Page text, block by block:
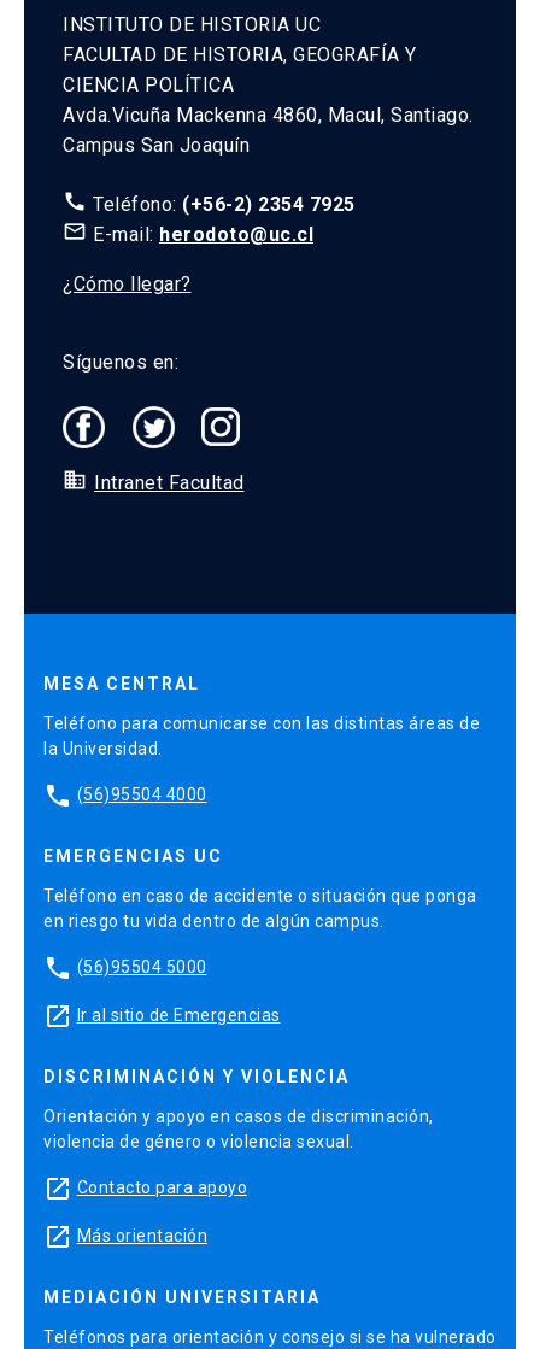
INSTITUTO DE HISTORIA UC
FACULTAD DE HISTORIA, GEOGRAFÍA Y
CIENCIA POLÍTICA
Avda.Vicuña Mackenna 4860, Macul, Santiago.
Campus San Joaquín
call Teléfono: (+56-2) 2354 7925
mail_outline E-mail: herodoto@uc.cl
¿Cómo llegar?
Síguenos en:
domain Intranet Facultad
MESA CENTRAL
Teléfono para comunicarse con las distintas áreas de
la Universidad.
phone (56)95504 4000
EMERGENCIAS UC
Teléfono en caso de accidente o situación que ponga
en riesgo tu vida dentro de algún campus.
phone (56)95504 5000
launch Ir al sitio de Emergencias
DISCRIMINACIÓN Y VIOLENCIA
Orientación y apoyo en casos de discriminación,
violencia de género o violencia sexual.
launch Contacto para apoyo
launch Más orientación
MEDIACIÓN UNIVERSITARIA
Teléfonos para orientación y consejo si se ha vulnerado